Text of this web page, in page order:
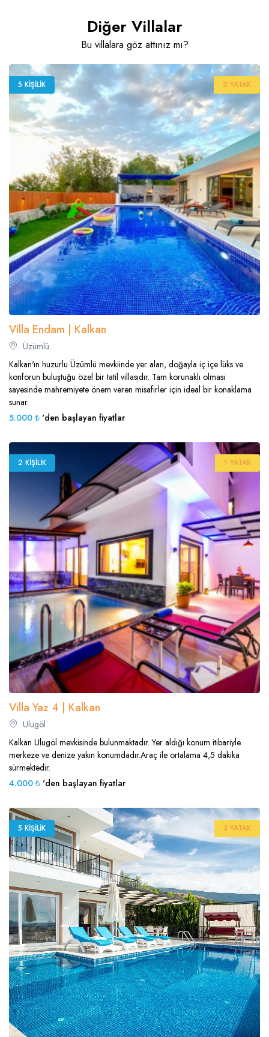
Diğer Villalar
Bu villalara göz attınız mı?
5 KIŞILIK 2 YATAK
Villa Endam | Kalkan
Üzümlü
Kalkan'ın huzurlu Üzümlü mevkiinde yer alan, doğayla iç içe lüks ve
konforun buluştuğu özel bir tatil villasıdır. Tam korunaklı olması
sayesinde mahremiyete önem veren misafirler için ideal bir konaklama
sunar.
5.000 ₺ 'den başlayan fiyatlar
2 KIŞILIK 1 YATAK
Villa Yaz 4 | Kalkan
Ulugöl
Kalkan Ulugöl mevkisinde bulunmaktadır. Yer aldığı konum itibariyle
merkeze ve denize yakın konumdadır.Araç ile ortalama 4,5 dakika
sürmektedir.
4.000 ₺ 'den başlayan fiyatlar
5 KIŞILIK 3 YATAK